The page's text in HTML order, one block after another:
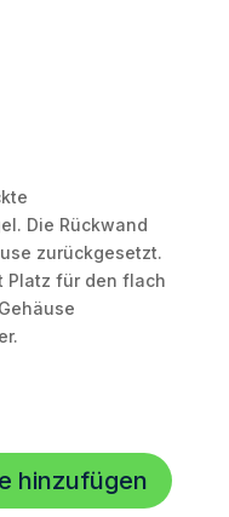
Die Rückwand
zurückgesetzt.
Platz für den flach
hinzufügen